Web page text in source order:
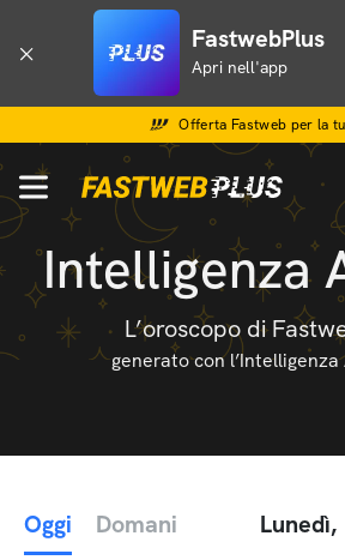
FastwebPlus
Apri nell'app
Offerta Fastweb per la
Intelligenza
L’oroscopo di
generato con
Oggi Domani